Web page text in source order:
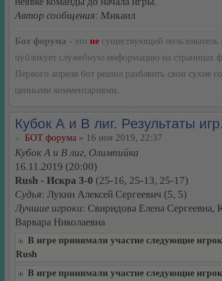
Автор сообщения: Микаил
Бот форума - это не существующий пользователь
публикует служебную информацию на страницах
Первого апреля бот решил разбавить свои сухие
ценными комментариями.
Кубок А и В лиг. Результаты
БОТ форума » 16 ноя 2019, 22:37
Кубок А и В лиг, Олимпийка
16.11.2019 (20:00)
Rush - Искра 3-0 (25-16, 25-13, 25-17)
Судья: Лукин Алексей Сергеевич (5, 5)
Лучшие игроки: Свиридова Елена Сергеевна,
Варвара Николаевна
В игре принимали участие следующие
Rush
В игре принимали участие следующие